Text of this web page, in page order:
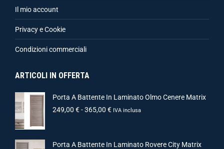
Il mio account
Privacy e Cookie
Condizioni commerciali
ARTICOLI IN OFFERTA
Porta A Battente In Laminato Olmo Cenere Matrix
249,00 €-365,00 € IVA inclusa
Porta A Battente In Laminato Rovere City Matrix